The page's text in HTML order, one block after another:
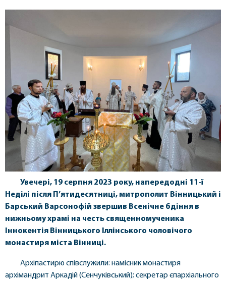
Увечері, 19 серпня 2023 року, напередодні 11-ї
Неділі після П’ятидесятниці, митрополит Вінницький і
Барський Варсонофій звершив Всенічне бдіння в
нижньому храмі на честь священномученика
Іннокентія Вінницького Іллінського чоловічого
монастиря міста Вінниці.
Архіпастирю співслужили: намісник монастиря
архімандрит Аркадій (Сенчуківський); секретар єпархіального